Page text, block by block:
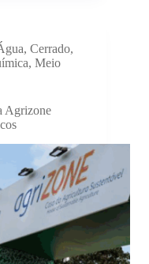
, Cerrado,
, Meio
Agrizone